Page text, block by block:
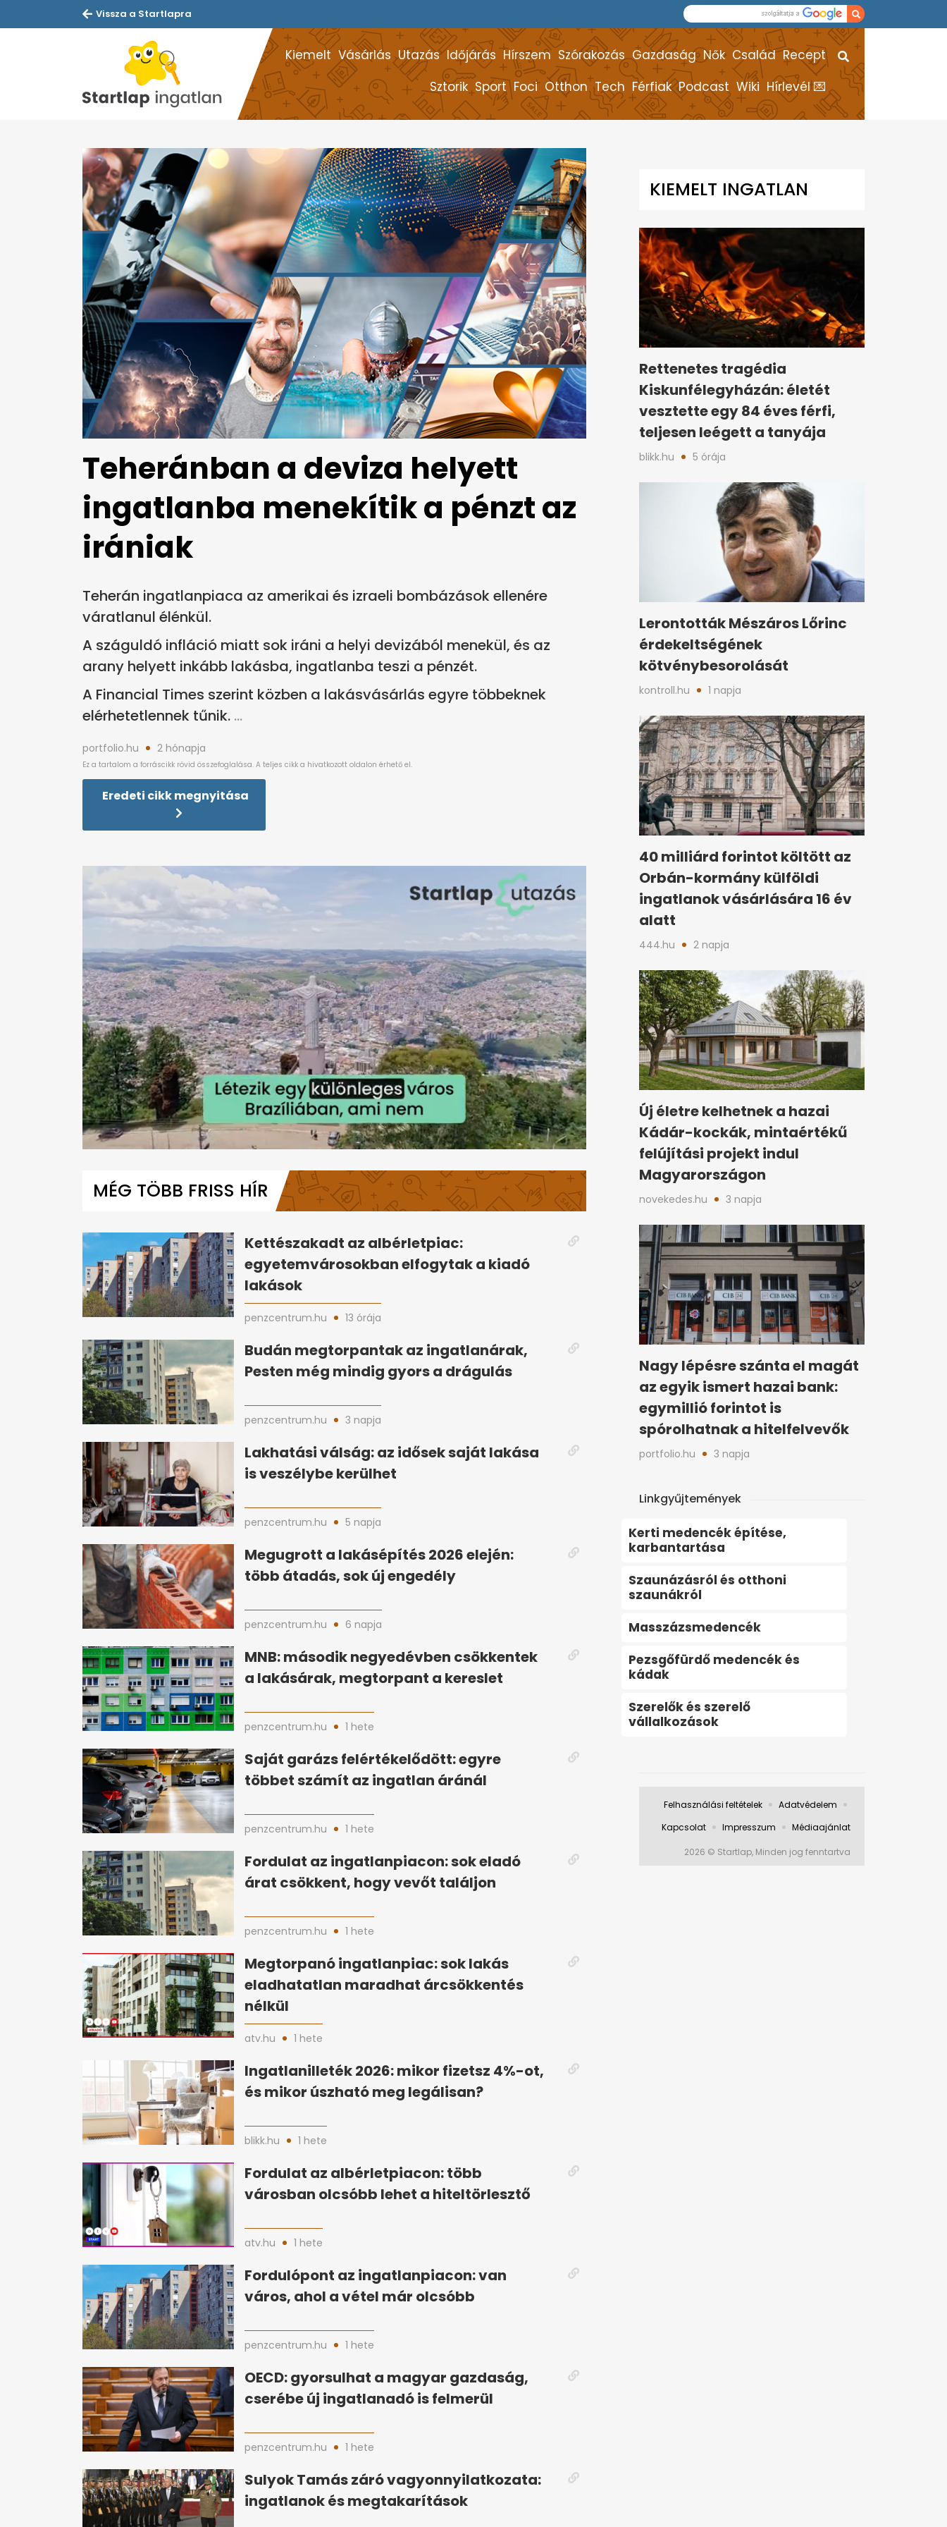
Vissza a Startlapra
Kiemelt Vásárlás Utazás Időjárás Hírszem Szórakozás Gazdaság Nők Család Recept
Sztorik Sport Foci Otthon Tech Férfiak Podcast Wiki Hírlevél 💌
Teheránban a deviza helyett
ingatlanba menekítik a pénzt az
irániak
Teherán ingatlanpiaca az amerikai és izraeli bombázások ellenére
váratlanul élénkül.
A száguldó infláció miatt sok iráni a helyi devizából menekül, és az
arany helyett inkább lakásba, ingatlanba teszi a pénzét.
A Financial Times szerint közben a lakásvásárlás egyre többeknek
elérhetetlennek tűnik.
portfolio.hu 2 hónapja
Eredeti cikk megnyitása
minute,
0%
MÉG TÖBB FRISS HÍR
Kettészakadt az albérletpiac:
egyetemvárosokban elfogytak a kiadó
lakások
penzcentrum.hu 13 órája
Budán megtorpantak az ingatlanárak,
Pesten még mindig gyors a drágulás
penzcentrum.hu 3 napja
Lakhatási válság: az idősek saját lakása
is veszélybe kerülhet
penzcentrum.hu 5 napja
Megugrott a lakásépítés 2026 elején:
több átadás, sok új engedély
penzcentrum.hu 6 napja
MNB: második negyedévben csökkentek
a lakásárak, megtorpant a kereslet
penzcentrum.hu 1 hete
Saját garázs felértékelődött: egyre
többet számít az ingatlan áránál
penzcentrum.hu 1 hete
Fordulat az ingatlanpiacon: sok eladó
árat csökkent, hogy vevőt találjon
penzcentrum.hu 1 hete
Megtorpanó ingatlanpiac: sok lakás
eladhatatlan maradhat árcsökkentés
nélkül
atv.hu 1 hete
Ingatlanilleték 2026: mikor fizetsz 4%-ot,
és mikor úszható meg legálisan?
blikk.hu 1 hete
Fordulat az albérletpiacon: több
városban olcsóbb lehet a hiteltörlesztő
atv.hu 1 hete
Fordulópont az ingatlanpiacon: van
város, ahol a vétel már olcsóbb
penzcentrum.hu 1 hete
OECD: gyorsulhat a magyar gazdaság,
cserébe új ingatlanadó is felmerül
penzcentrum.hu 1 hete
Sulyok Tamás záró vagyonnyilatkozata:
ingatlanok és megtakarítások
KIEMELT INGATLAN
HÍREK
Rettenetes tragédia
Kiskunfélegyházán: életét
vesztette egy 84 éves férfi,
teljesen leégett a tanyája
blikk.hu 5 órája
Lerontották Mészáros Lőrinc
érdekeltségének
kötvénybesorolását
kontroll.hu 1 napja
40 milliárd forintot költött az
Orbán-kormány külföldi
ingatlanok vásárlására 16 év
alatt
444.hu 2 napja
Új életre kelhetnek a hazai
Kádár-kockák, mintaértékű
felújítási projekt indul
Magyarországon
novekedes.hu 3 napja
Nagy lépésre szánta el magát
az egyik ismert hazai bank:
egymillió forintot is
spórolhatnak a hitelfelvevők
portfolio.hu 3 napja
Linkgyűjtemények
Kerti medencék építése,
karbantartása
Szaunázásról és otthoni
szaunákról
Masszázsmedencék
Pezsgőfürdő medencék és
kádak
Szerelők és szerelő
vállalkozások
Felhasználási feltételek
Adatvédelem
Kapcsolat
Impresszum Médiaajánlat
2026 © Startlap, Minden jog fenntartva